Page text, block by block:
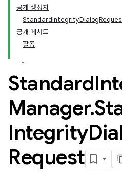
공개 생성자
공개 메서드
활동
Standard
Manager.
Integrity
Request